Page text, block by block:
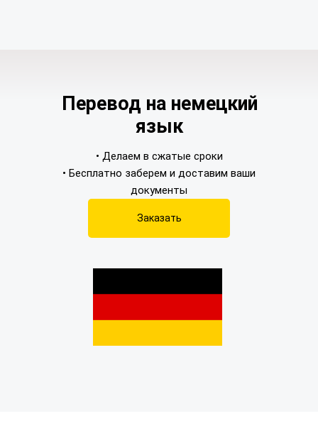
Перевод на немецкий
язык
• Делаем в сжатые сроки
• Бесплатно заберем и доставим ваши
документы
Заказать